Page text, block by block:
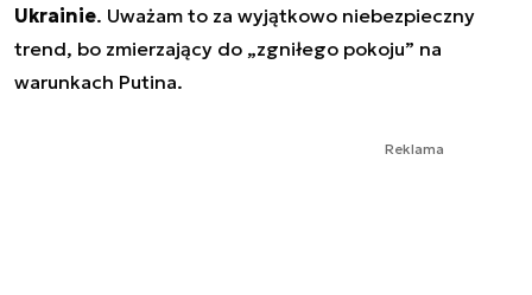
Ukrainie. Uważam to za wyjątkowo niebezpieczny
trend, bo zmierzający do „zgniłego pokoju” na
warunkach Putina.
Reklama